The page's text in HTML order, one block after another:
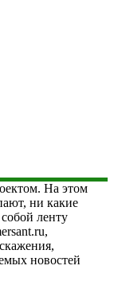
На этом
ни какие
ленту
новостей